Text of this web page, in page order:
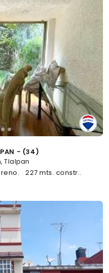
- (34)
Tlalpan
227 mts. constr..